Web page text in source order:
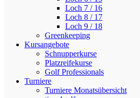
Loch 7 / 16
Loch 8 / 17
Loch 9 / 18
Greenkeeping
Kursangebote
Schnupperkurse
Platzreifekurse
Golf Professionals
Turniere
Turniere Monatsübersicht